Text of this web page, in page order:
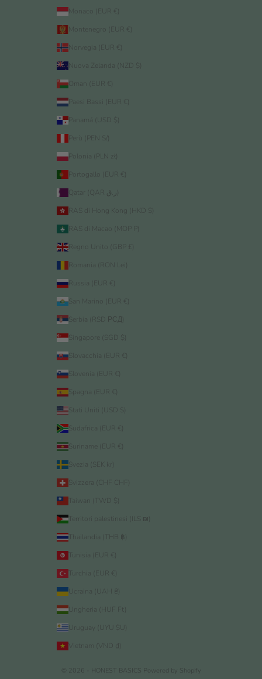
Monaco (EUR €)
Montenegro (EUR €)
Norvegia (EUR €)
Nuova Zelanda (NZD $)
Oman (EUR €)
Panamá (USD $)
Perù (PEN S/)
Polonia (PLN zł)
Portogallo (EUR €)
RAS di Hong Kong (HKD $)
RAS di Macao (MOP P)
Regno Unito (GBP £)
Romania (RON Lei)
San Marino (EUR €)
Serbia (RSD РСД)
Singapore (SGD $)
Slovacchia (EUR €)
Slovenia (EUR €)
Spagna (EUR €)
Stati Uniti (USD $)
Sudafrica (EUR €)
Suriname (EUR €)
Svezia (SEK kr)
Svizzera (CHF CHF)
Taiwan (TWD $)
Territori palestinesi (ILS ₪)
Thailandia (THB ฿)
Tunisia (EUR €)
Turchia (EUR €)
Ucraina (UAH ₴)
Ungheria (HUF Ft)
Uruguay (UYU $U)
Vietnam (VND ₫)
© 2026 - HONEST BASICS Powered by Shopify